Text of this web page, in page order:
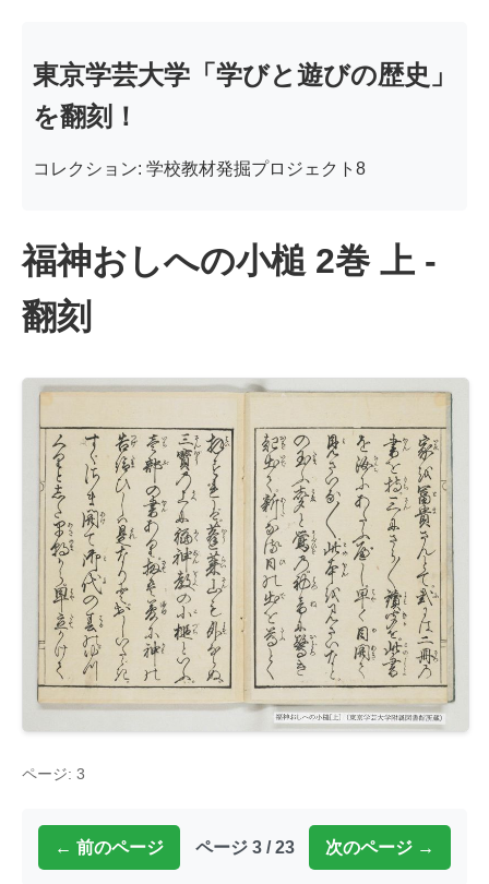
東京学芸大学「学びと遊びの歴史」
を翻刻！
コレクション: 学校教材発掘プロジェクト8
福神おしへの小槌 2巻 上 -
翻刻
ページ: 3
← 前のページ ページ 3 / 23 次のページ →